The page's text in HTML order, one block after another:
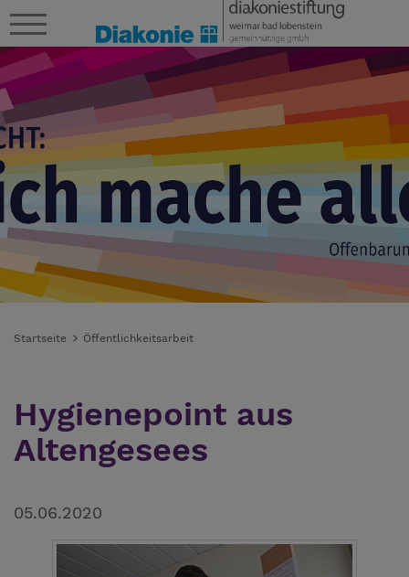
Startseite Öffentlichkeitsarbeit
Hygienepoint aus
Altengesees
05.06.2020